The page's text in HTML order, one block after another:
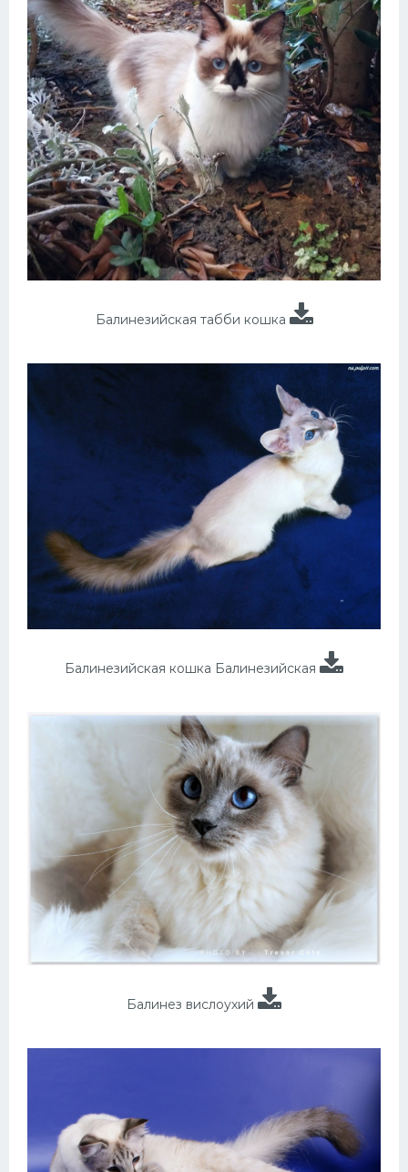
Балинезийская табби кошка
Балинезийская кошка Балинезийская
Балинез вислоухий